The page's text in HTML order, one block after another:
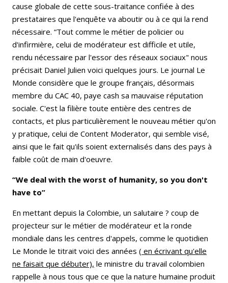
cause globale de cette sous-traitance confiée à des
prestataires que l'enquête va aboutir ou à ce qui la rend
nécessaire. “Tout comme le métier de policier ou
d'infirmière, celui de modérateur est difficile et utile,
rendu nécessaire par l'essor des réseaux sociaux" nous
précisait Daniel Julien voici quelques jours. Le journal Le
Monde considère que le groupe français, désormais
membre du CAC 40, paye cash sa mauvaise réputation
sociale. C'est la filière toute entière des centres de
contacts, et plus particulièrement le nouveau métier qu'on
y pratique, celui de Content Moderator, qui semble visé,
ainsi que le fait qu'ils soient externalisés dans des pays à
faible coût de main d'oeuvre.
“We deal with the worst of humanity, so you don't
have to”
En mettant depuis la Colombie, un salutaire ? coup de
projecteur sur le métier de modérateur et la ronde
mondiale dans les centres d'appels, comme le quotidien
Le Monde le titrait voici des années ( en écrivant qu'elle
ne faisait que débuter), le ministre du travail colombien
rappelle à nous tous que ce que la nature humaine produit